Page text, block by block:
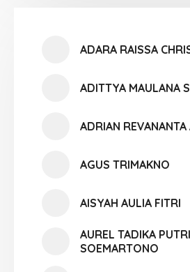
ADARA RAISSA
ADITTYA MAULANA
ADRIAN
AGUS TRIMAKNO
AISYAH AULIA FITRI
AUREL TADIKA PUTRI
SOEMARTONO